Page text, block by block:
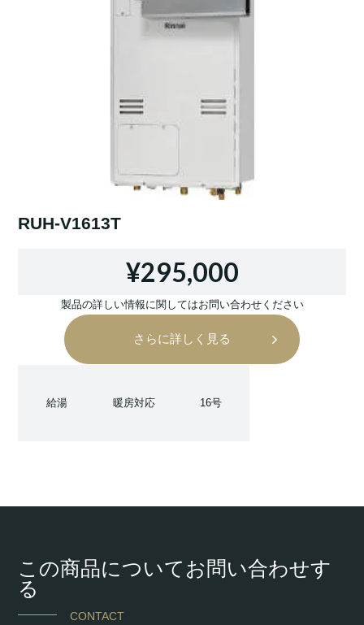
RUH-V1613T
¥295,000
製品の詳しい情報に関してはお問い合わせください
さらに詳しく見る
給湯 暖房対応 16号
この商品についてお問い合わせす
る
CONTACT